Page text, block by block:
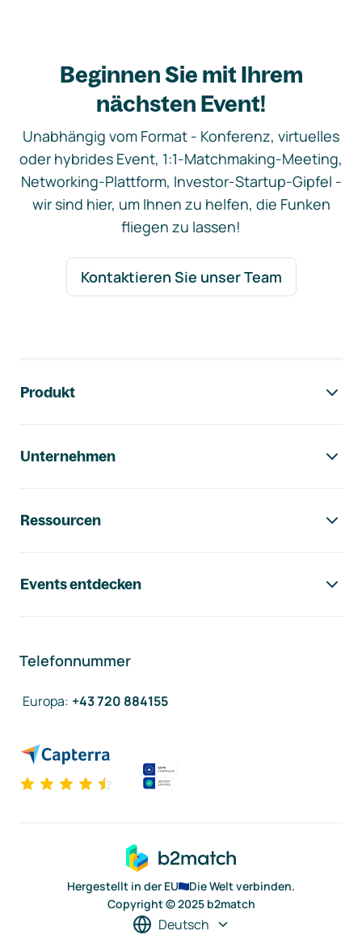
Beginnen Sie mit Ihrem
nächsten Event!
Unabhängig vom Format - Konferenz, virtuelles
oder hybrides Event, 1:1-Matchmaking-Meeting,
Networking-Plattform, Investor-Startup-Gipfel -
wir sind hier, um Ihnen zu helfen, die Funken
fliegen zu lassen!
Kontaktieren Sie unser Team
Produkt
Unternehmen
Ressourcen
Events entdecken
Telefonnummer
Europa: +43 720 884155
Hergestellt in der EU
Die Welt verbinden.
Copyright © 2025 b2match
Deutsch